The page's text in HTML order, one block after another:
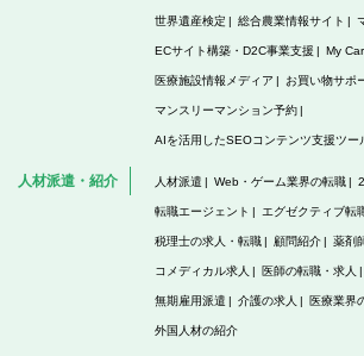
世界遺産検定 総合農業情報サイト
ECサイト構築・D2C事業支援 My
医療施設情報メディア お買い物サポ
マンスリーマンション予約
AIを活用したSEOコンテンツ支援ツー
人材派遣・紹介 人材派遣 Web・ゲーム業界の転職
転職エージェント エグゼクティブ転
税理士の求人・転職 顧問紹介 薬剤
コメディカル求人 医師の転職・求人
無期雇用派遣 介護の求人 医療業界
外国人材の紹介